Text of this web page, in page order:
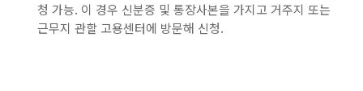
청 가능. 이 경우 신분증 및 통장사본을 가지고 거주지 또는
근무지 관할 고용센터에 방문해 신청.